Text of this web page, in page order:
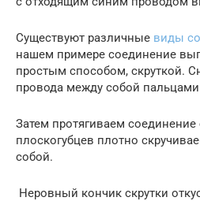
Существуют различные виды
нашем примере соединение
простым способом, скруткой.
провода между собой пальцами
Затем протягиваем
плоскогубцев плотно
собой.
Неровный кончик скрутки